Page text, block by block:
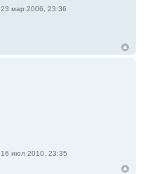
23 мар 2006, 23:36
16 июл 2010, 23:35